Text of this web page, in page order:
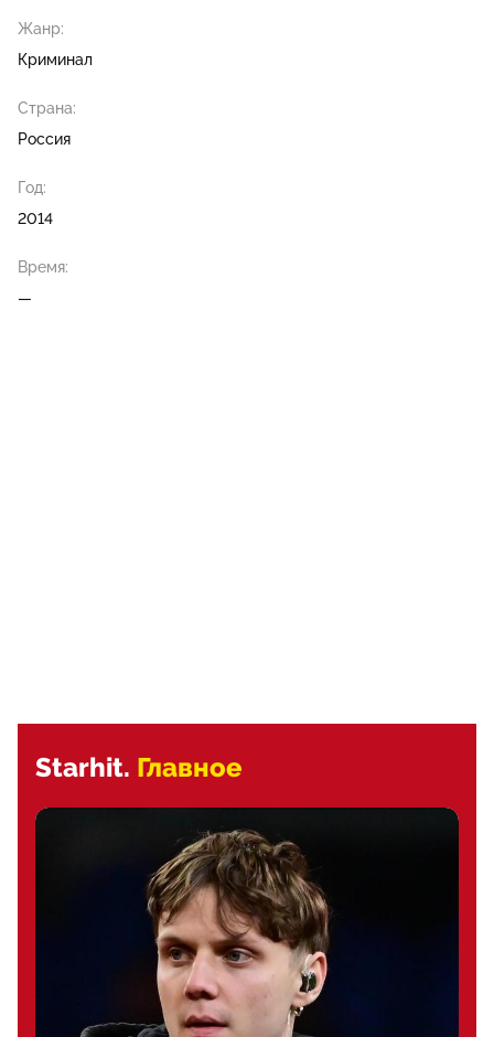
Жанр:
Криминал
Страна:
Россия
Год:
2014
Время:
—
Starhit. Главное